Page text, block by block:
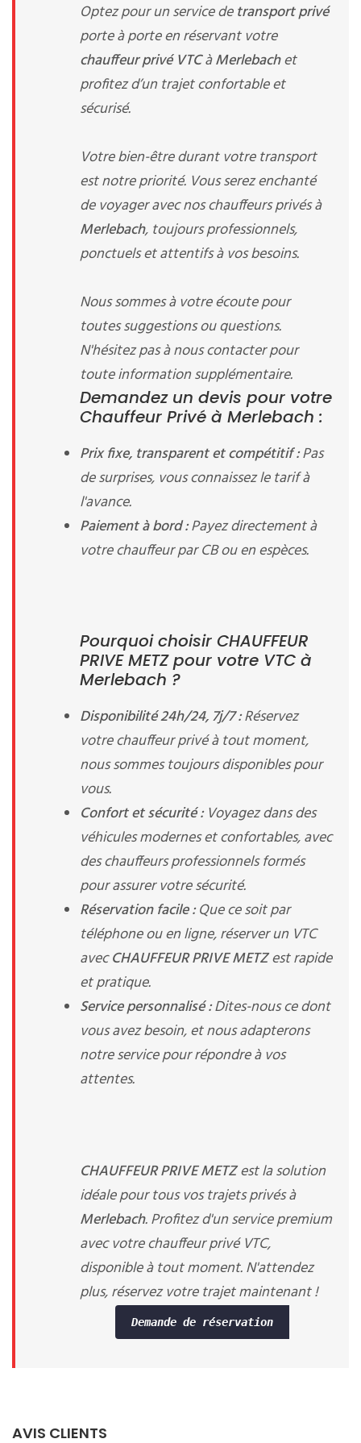
Optez pour un service detransport privé
porte à porte en réservant votre
chauffeur privé VTCàMerlebachet
profitez d’un trajet confortable et
sécurisé.
Votre bien-être durant votre transport
est notre priorité. Vous serez enchanté
de voyager avec nos chauffeurs privés à
Merlebach, toujours professionnels,
ponctuels et attentifs à vos besoins.
Nous sommes à votre écoute pour
toutes suggestions ou questions.
N'hésitez pas à nous contacter pour
toute information supplémentaire.
Demandez un devis pour votre
Chauffeur Privé à Merlebach :
Prix fixe, transparent et compétitif :Pas
de surprises, vous connaissez le tarif à
l'avance.
Paiement à bord :Payez directement à
votre chauffeur par CB ou en espèces.
Pourquoi choisir CHAUFFEUR
PRIVE METZ pour votre VTC à
Merlebach ?
Disponibilité 24h/24, 7j/7 :Réservez
votre chauffeur privé à tout moment,
nous sommes toujours disponibles pour
vous.
Confort et sécurité :Voyagez dans des
véhicules modernes et confortables, avec
des chauffeurs professionnels formés
pour assurer votre sécurité.
Réservation facile :Que ce soit par
téléphone ou en ligne, réserver un VTC
avecCHAUFFEUR PRIVE METZest rapide
et pratique.
Service personnalisé :Dites-nous ce dont
vous avez besoin, et nous adapterons
notre service pour répondre à vos
attentes.
CHAUFFEUR PRIVE METZest la solution
idéale pour tous vos trajets privés à
Merlebach. Profitez d'un service premium
avec votre chauffeur privé VTC,
disponible à tout moment. N'attendez
plus, réservez votre trajet maintenant !
Demande de réservation
AVIS CLIENTS